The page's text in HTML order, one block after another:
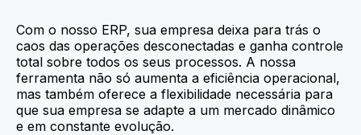
Com o nosso ERP, sua empresa deixa para trás o
caos das operações desconectadas e ganha controle
total sobre todos os seus processos. A nossa
ferramenta não só aumenta a eficiência operacional,
mas também oferece a flexibilidade necessária para
que sua empresa se adapte a um mercado dinâmico
e em constante evolução.